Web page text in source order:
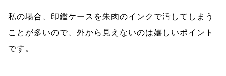
私の場合、印鑑ケースを朱肉のインクで汚してしまう
ことが多いので、外から見えないのは嬉しいポイント
です。